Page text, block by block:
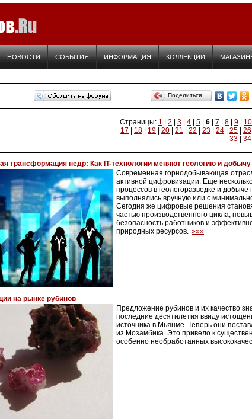
НОВОСТИ СОБЫТИЯ ИНФОРМАЦИЯ КОЛЛЕКЦИИ
Поделиться…
Страницы: 1 2 3 4 5 6 7 8 9 10
17
18 19 20 21 22 23 24 25 26
33
34
трансформация недр: Как IT-технологии меняют геологию и добычу
Современная горнодобывающая
активной цифровизации. Еще
процессов в геологоразведке и
выполнялись вручную или с
Сегодня же цифровые решения
частью производственного цикла,
безопасность работников и
природных ресурсов. »»»
на рынке рубинов
Предложение рубинов и их качество
последние десятилетия ввиду
источника в Мьянме. Теперь они
из Мозамбика. Это привело к
особенно необработанных